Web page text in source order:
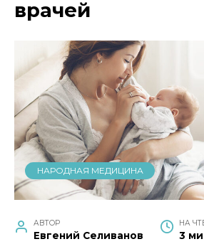
врачей
НАРОДНАЯ МЕДИЦИНА
АВТОР
Евгений Селиванов
НА
3